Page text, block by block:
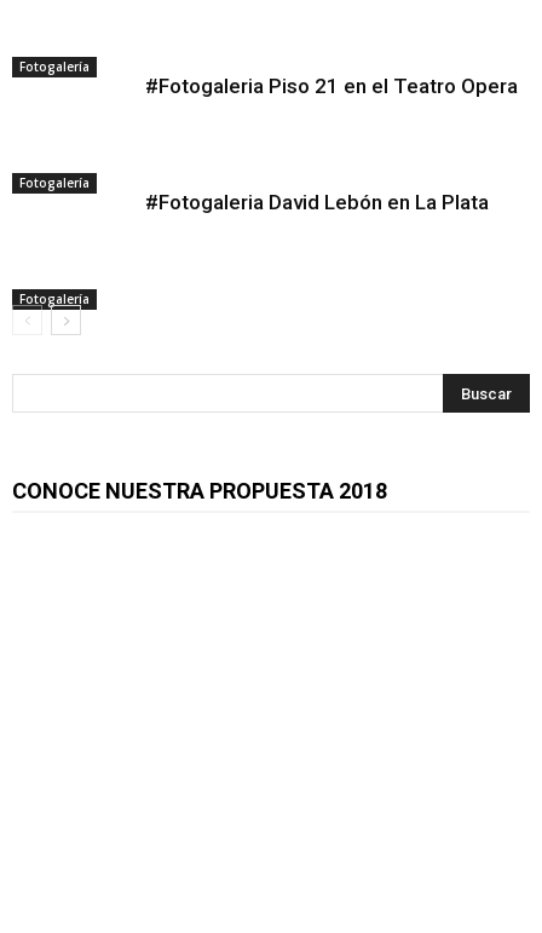
Fotogalería
Fotogalería
#Fotogaleria Piso 21 en el Teatro Opera
Fotogalería
#Fotogaleria David Lebón en La Plata
CONOCE NUESTRA PROPUESTA 2018